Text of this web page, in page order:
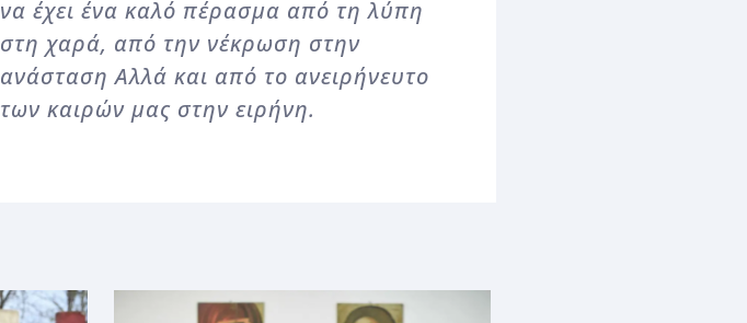
να έχει ένα καλό πέρασμα από τη λύπη
στη χαρά, από την νέκρωση στην
ανάσταση Αλλά και από το ανειρήνευτο
των καιρών μας στην ειρήνη.